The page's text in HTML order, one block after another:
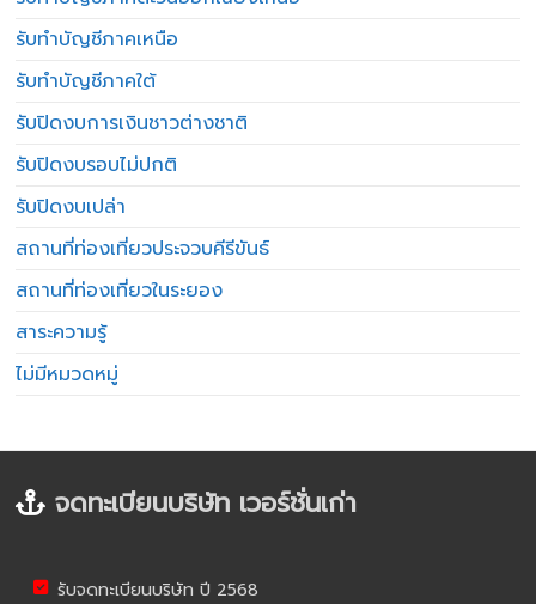
รับทำบัญชีภาคเหนือ
รับทำบัญชีภาคใต้
รับปิดงบการเงินชาวต่างชาติ
รับปิดงบรอบไม่ปกติ
รับปิดงบเปล่า
สถานที่ท่องเที่ยวประจวบคีรีขันธ์
สถานที่ท่องเที่ยวในระยอง
สาระความรู้
ไม่มีหมวดหมู่
จดทะเบียนบริษัท เวอร์ชั่นเก่า
รับจดทะเบียนบริษัท ปี 2568